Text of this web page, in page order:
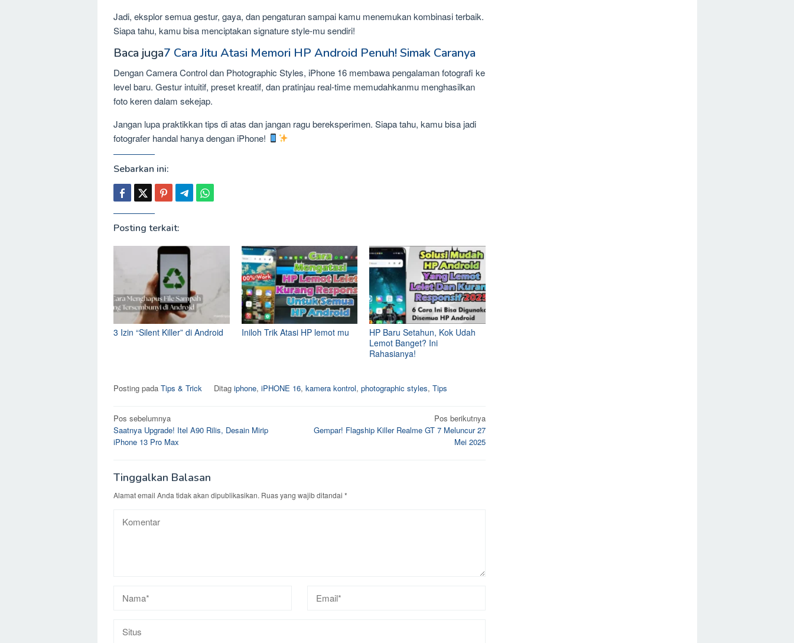
Jadi, eksplor semua gestur, gaya, dan pengaturan sampai kamu menemukan kombinasi terbaik.
Siapa tahu, kamu bisa menciptakan signature style-mu sendiri!
Baca juga7 Cara Jitu Atasi Memori HP Android Penuh! Simak Caranya
Dengan Camera Control dan Photographic Styles, iPhone 16 membawa pengalaman fotografi ke
level baru. Gestur intuitif, preset kreatif, dan pratinjau real-time memudahkanmu menghasilkan
foto keren dalam sekejap.
Jangan lupa praktikkan tips di atas dan jangan ragu bereksperimen. Siapa tahu, kamu bisa jadi
fotografer handal hanya dengan iPhone!
Sebarkan ini:
Posting terkait:
3 Izin “Silent Killer” di Android Iniloh Trik Atasi HP lemot mu
HP Baru Setahun, Kok Udah
Lemot Banget? Ini
Rahasianya!
Posting pada Tips & Trick Ditag iphone, iPHONE 16, kamera kontrol, photographic styles, Tips
Navigasi
pos
Pos sebelumnya
Saatnya Upgrade! Itel A90 Rilis, Desain Mirip
iPhone 13 Pro Max
Pos berikutnya
Gempar! Flagship Killer Realme GT 7 Meluncur 27
Mei 2025
Tinggalkan Balasan
Alamat email Anda tidak akan dipublikasikan. Ruas yang wajib ditandai *